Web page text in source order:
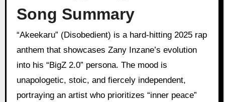
Song Summary
“Akeekaru” (Disobedient) is a hard-hitting 2025 rap
anthem that showcases Zany Inzane’s evolution
into his “BigZ 2.0” persona. The mood is
unapologetic, stoic, and fiercely independent,
portraying an artist who prioritizes “inner peace”